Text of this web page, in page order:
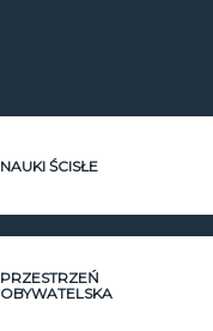
NAUKI ŚCISŁE
PRZESTRZEŃ
OBYWATELSKA